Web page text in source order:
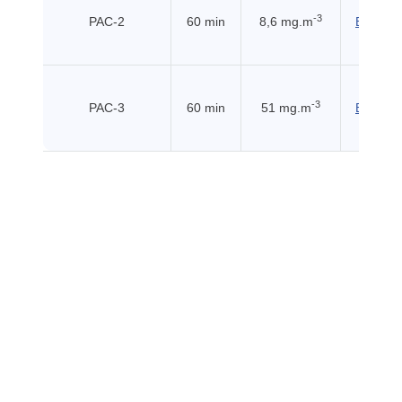
PAC-2 60 min 8,6 mg.m-3 EHSS
PAC-3 60 min 51 mg.m-3 EHSS